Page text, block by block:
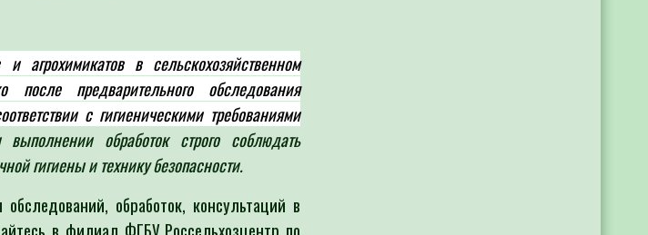
агрохимикатов в сельскохозяйственном
после предварительного обследования
с гигиеническими требованиями
выполнении обработок строго соблюдать
гигиены и технику безопасности.
обработок, консультаций в
в филиал ФГБУ Россельхозцентр по